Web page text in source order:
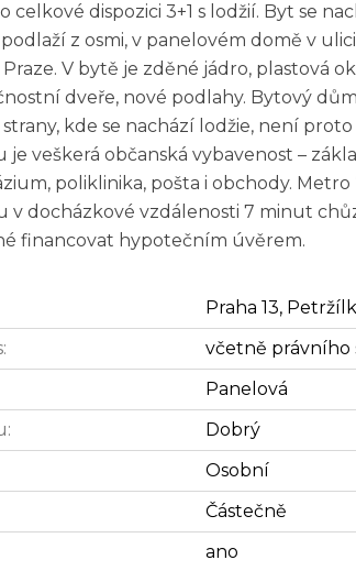
celkové dispozici 3+1 s lodžií. Byt se
z osmi, v panelovém domě v
V bytě je zděné jádro, plastová
dveře, nové podlahy. Bytový
kde se nachází lodžie, není
je veškerá občanská vybavenost –
poliklinika, pošta i obchody. Metro
v docházkové vzdálenosti 7 minut
financovat hypotečním úvěrem.
Praha 13,
včetně právního
Panelová
Dobrý
Osobní
Částečně
ano